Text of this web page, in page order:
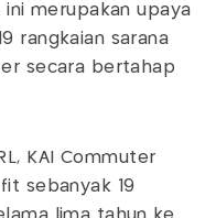
ini merupakan upaya
rangkaian sarana
secara bertahap
KAI Commuter
sebanyak 19